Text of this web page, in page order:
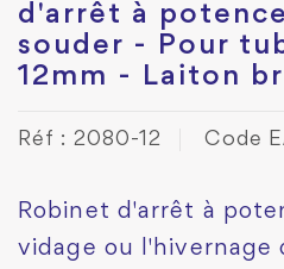
d'arrêt à
souder - Pour
12mm - Laiton
Réf : 2080-12 Code
Robinet d'arrêt à
vidage ou l'hivernage